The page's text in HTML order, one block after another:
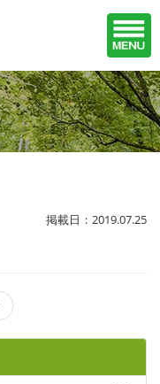
掲載日：2019.07.25